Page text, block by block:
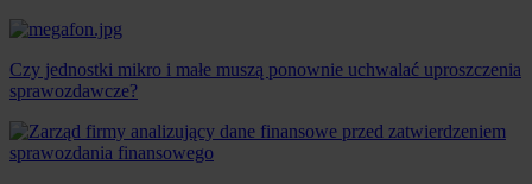
Czy jednostki mikro i małe muszą ponownie uchwalać uproszczenia
sprawozdawcze?